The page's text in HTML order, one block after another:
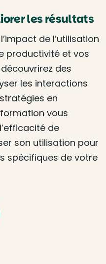
les résultats
de l’utilisation
productivité et vos
des
les interactions
en
vous
de
son utilisation pour
spécifiques de votre